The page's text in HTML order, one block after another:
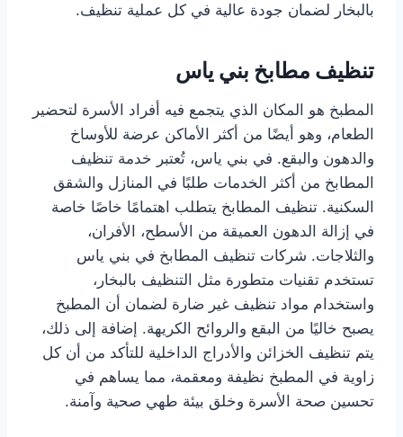
بالبخار لضمان جودة عالية في كل عملية تنظيف.
تنظيف مطابخ بني ياس
المطبخ هو المكان الذي يتجمع فيه أفراد الأسرة لتحضير
الطعام، وهو أيضًا من أكثر الأماكن عرضة للأوساخ
والدهون والبقع. في بني ياس، تُعتبر خدمة تنظيف
المطابخ من أكثر الخدمات طلبًا في المنازل والشقق
السكنية. تنظيف المطابخ يتطلب اهتمامًا خاصًا خاصة
في إزالة الدهون العميقة من الأسطح، الأفران،
والثلاجات. شركات تنظيف المطابخ في بني ياس
تستخدم تقنيات متطورة مثل التنظيف بالبخار،
واستخدام مواد تنظيف غير ضارة لضمان أن المطبخ
يصبح خاليًا من البقع والروائح الكريهة. إضافة إلى ذلك،
يتم تنظيف الخزائن والأدراج الداخلية للتأكد من أن كل
زاوية في المطبخ نظيفة ومعقمة، مما يساهم في
تحسين صحة الأسرة وخلق بيئة طهي صحية وآمنة.